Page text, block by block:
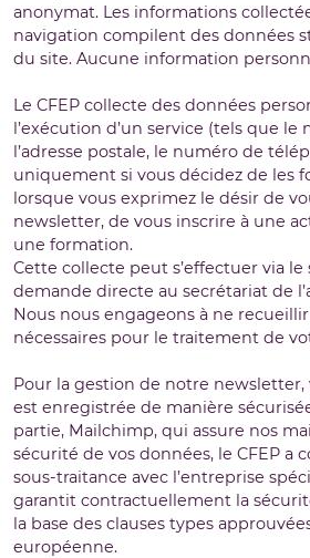
anonymat. Les informations
navigation compilent des données
du site. Aucune information
Le CFEP collecte des données
l’exécution d’un service (tels que le
l’adresse postale, le numéro de
uniquement si vous décidez de les
lorsque vous exprimez le désir de
newsletter, de vous inscrire à une
une formation.
Cette collecte peut s’effectuer via le
demande directe au secrétariat de
Nous nous engageons à ne
nécessaires pour le traitement de
Pour la gestion de notre newsletter,
est enregistrée de manière
partie, Mailchimp, qui assure nos
sécurité de vos données, le CFEP a
sous-traitance avec l’entreprise
garantit contractuellement la
la base des clauses types
européenne.